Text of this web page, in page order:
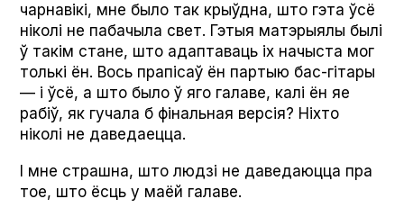
чарнавікі, мне было так крыўдна, што гэта ўсё
ніколі не пабачыла свет. Гэтыя матэрыялы былі
ў такім стане, што адаптаваць іх начыста мог
толькі ён. Вось прапісаў ён партыю бас-гітары
— і ўсё, а што было ў яго галаве, калі ён яе
рабіў, як гучала б фінальная версія? Ніхто
ніколі не даведаецца.
І мне страшна, што людзі не даведаюцца пра
тое, што ёсць у маёй галаве.